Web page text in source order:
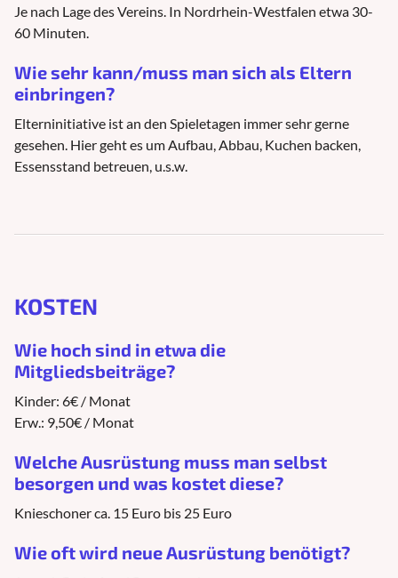
Je nach Lage des Vereins. In Nordrhein-Westfalen etwa 30-
60 Minuten.
Wie sehr kann/muss man sich als Eltern
einbringen?
Elterninitiative ist an den Spieletagen immer sehr gerne
gesehen. Hier geht es um Aufbau, Abbau, Kuchen backen,
Essensstand betreuen, u.s.w.
KOSTEN
Wie hoch sind in etwa die
Mitgliedsbeiträge?
Kinder: 6€ / Monat
Erw.: 9,50€ / Monat
Welche Ausrüstung muss man selbst
besorgen und was kostet diese?
Knieschoner ca. 15 Euro bis 25 Euro
Wie oft wird neue Ausrüstung benötigt?